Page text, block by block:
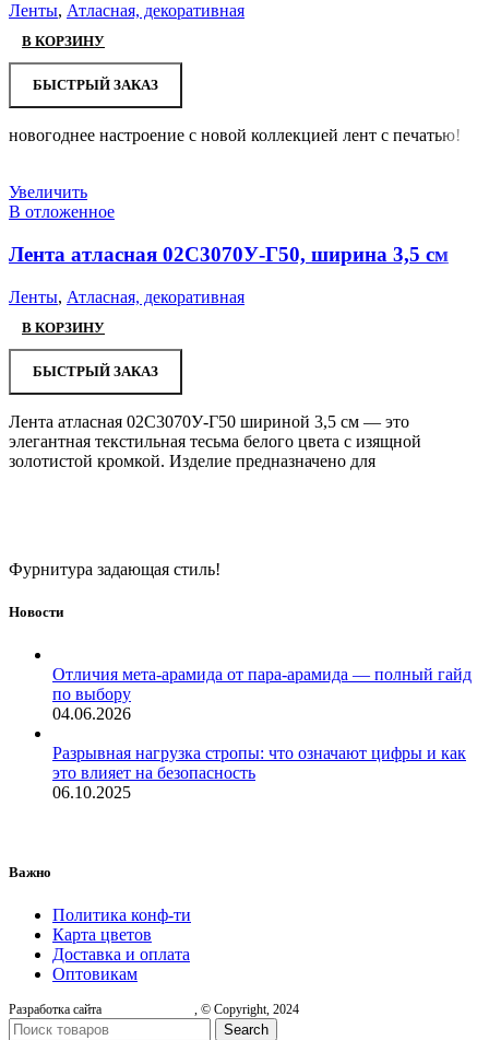
Ленты, Атласная, декоративная
В КОРЗИНУ
БЫСТРЫЙ ЗАКАЗ
новогоднее настроение с новой коллекцией лент с печатью!
Увеличить
В отложенное
Лента атласная 02С3070У-Г50, ширина 3,5 см
Ленты, Атласная, декоративная
В КОРЗИНУ
БЫСТРЫЙ ЗАКАЗ
Лента атласная 02С3070У-Г50 шириной 3,5 см — это
элегантная текстильная тесьма белого цвета с изящной
золотистой кромкой. Изделие предназначено для
Фурнитура задающая стиль!
Новости
Отличия мета-арамида от пара-арамида — полный гайд
по выбору
04.06.2026
Разрывная нагрузка стропы: что означают цифры и как
это влияет на безопасность
06.10.2025
Важно
Политика конф-ти
Карта цветов
Доставка и оплата
Оптовикам
Разработка сайта , © Copyright, 2024
Search